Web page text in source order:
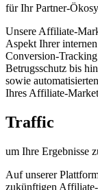
für Ihr Partner-
Unsere Affiliate-
Aspekt Ihrer
Conversion-
Betrugsschutz bis
sowie
Ihres Affiliate-
Traffic
um Ihre Ergebnisse
Auf unserer
zukünftigen